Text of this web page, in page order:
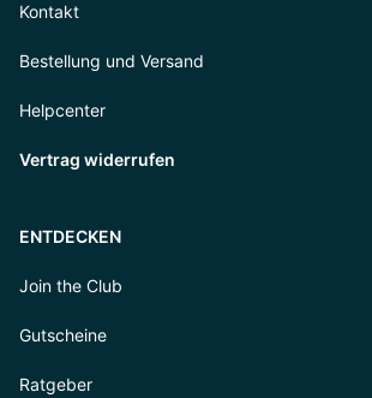
Kontakt
Bestellung und Versand
Helpcenter
Vertrag widerrufen
ENTDECKEN
Join the Club
Gutscheine
Ratgeber